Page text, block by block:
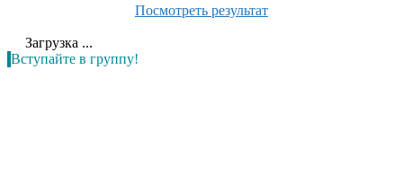
Посмотреть результат
Загрузка ...
Вступайте в группу!